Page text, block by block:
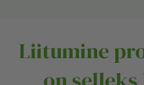
Liitumine